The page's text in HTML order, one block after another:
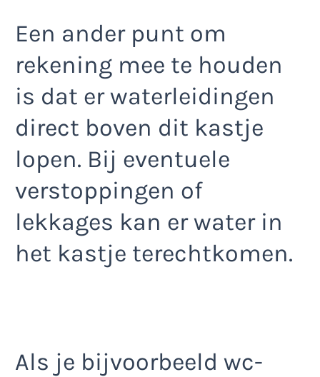
Een ander punt om
rekening mee te houden
is dat er waterleidingen
direct boven dit kastje
lopen. Bij eventuele
verstoppingen of
lekkages kan er water in
het kastje terechtkomen.
Als je bijvoorbeeld wc-